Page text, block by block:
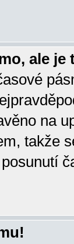
ale je
na
takže